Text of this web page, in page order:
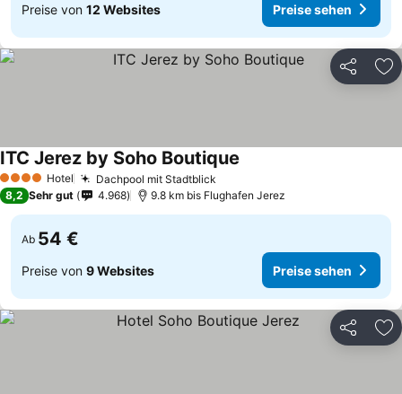
Preise von 12 Websites Preise sehen
Teilen
4 Sterne Hotel Dachpool mit Stadtblick
ITC Jerez by Soho Boutique
8,2 Sehr gut 4.968 9.8 km bis Flughafen Jerez
Ab 54 €
Preise von 9 Websites Preise sehen
Teilen